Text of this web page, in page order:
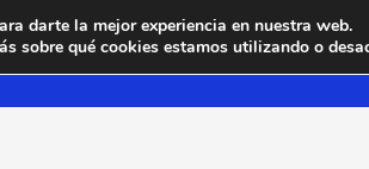
darte la mejor experiencia en nuestra web.
sobre qué cookies estamos utilizando o